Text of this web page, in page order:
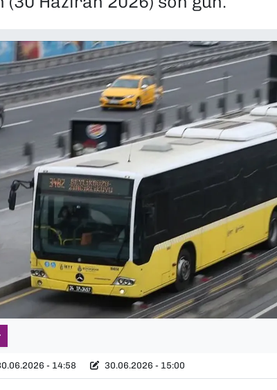
- 14:58 30.06.2026 - 15:00